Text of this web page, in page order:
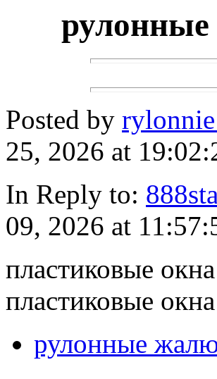
рулонные
Posted by
25, 2026 at
In Reply to:
09, 2026 at
пластиковые
пластиковые
рулонные